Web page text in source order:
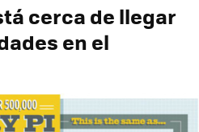
cerca de llegar
en el